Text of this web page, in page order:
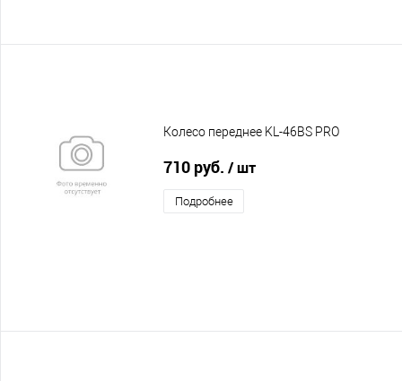
Колесо переднее KL-46BS PRO
710 руб. / шт
Подробнее